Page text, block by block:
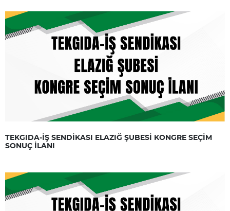
TEKGIDA-İŞ SENDİKASI ELAZIĞ ŞUBESİ KONGRE SEÇİM
SONUÇ İLANI